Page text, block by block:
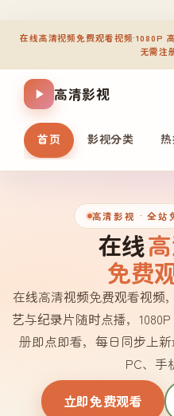
在线高清视频免费观看视频·1080P
无需注
高清影视
首页 影视分类
高清影视 · 全站
在线
免费
在线高清视频免费观看视频
艺与纪录片随时点播，
册即点即看，每日同步上
PC、手
立即免费观看